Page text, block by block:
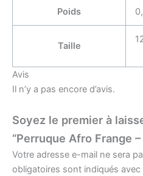
Poids
Taille
Avis
Il n’y a pas encore d’avis.
Soyez le premier à
“Perruque Afro Frange –
Votre adresse e-mail ne sera
obligatoires sont indiqués avec